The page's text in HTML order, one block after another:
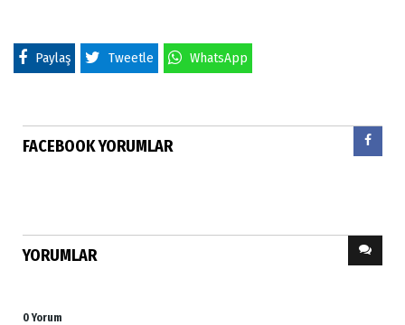
Paylaş Tweetle WhatsApp
FACEBOOK YORUMLAR
YORUMLAR
0 Yorum